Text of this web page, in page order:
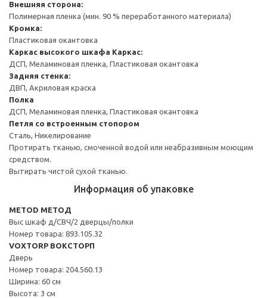
Внешняя сторона:
Полимерная пленка (мин. 90 % переработанного материала)
Кромка:
Пластиковая окантовка
Каркас высокого шкафа Каркас:
ДСП, Меламиновая пленка, Пластиковая окантовка
Задняя стенка:
ДВП, Акриловая краска
Полка
ДСП, Меламиновая пленка, Пластиковая окантовка
Петля со встроенным стопором
Сталь, Никелирование
Протирать тканью, смоченной водой или неабразивным моющим
средством.
Вытирать чистой сухой тканью.
Информация об упаковке
METOD МЕТОД
Выс шкаф д/СВЧ/2 дверцы/полки
Номер товара: 893.105.32
VOXTORP ВОКСТОРП
Дверь
Номер товара: 204.560.13
Ширина: 60 см
Высота: 3 см